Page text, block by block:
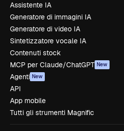
Assistente IA
Generatore di immagini IA
Generatore di video IA
Sintetizzatore vocale IA
Contenuti stock
MCP per Claude/ChatGPT New
Agenti New
API
App mobile
Tutti gli strumenti Magnific